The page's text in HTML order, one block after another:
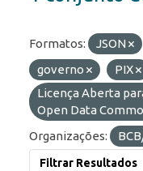
Formatos: JSON
governo
PIX
Licença Aberta
Open Data
Organizações:
Filtrar Resultados